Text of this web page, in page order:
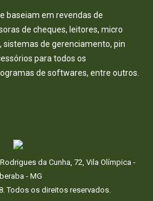
baseiam em revendas de
de cheques, leitores, micro
de gerenciamento, pin
para todos os
de softwares, entre outros.
da Cunha, 72, Vila Olímpica -
- MG
Todos os direitos reservados.